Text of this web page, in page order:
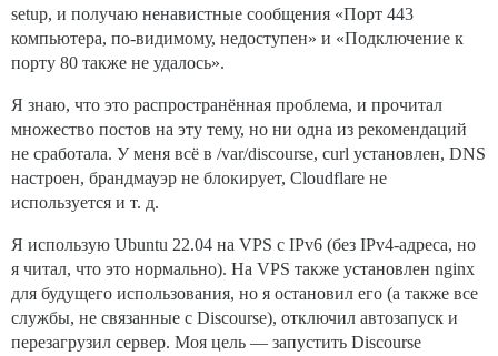
setup, и получаю ненавистные сообщения «Порт 443
компьютера, по-видимому, недоступен» и «Подключение к
порту 80 также не удалось».
Я знаю, что это распространённая проблема, и прочитал
множество постов на эту тему, но ни одна из рекомендаций
не сработала. У меня всё в /var/discourse, curl установлен, DNS
настроен, брандмауэр не блокирует, Cloudflare не
используется и т. д.
Я использую Ubuntu 22.04 на VPS с IPv6 (без IPv4-адреса, но
я читал, что это нормально). На VPS также установлен nginx
для будущего использования, но я остановил его (а также все
службы, не связанные с Discourse), отключил автозапуск и
перезагрузил сервер. Моя цель — запустить Discourse